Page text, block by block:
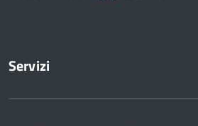
Servizi